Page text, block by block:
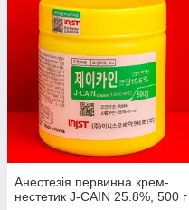
Анестезія первинна крем-
нестетик J-CAIN 25.8%, 500 г